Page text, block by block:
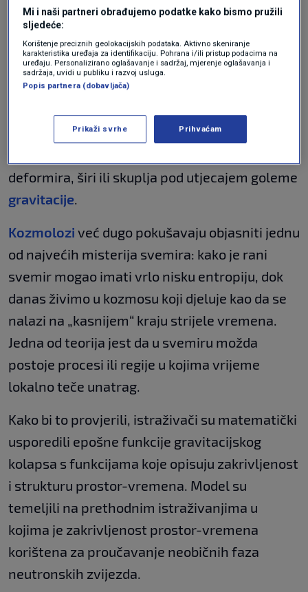
U istraživanju su posebno analizirani
parametri poput Riccijevog skalara
zakrivljenosti, Riccijevog kvadrata,
Upravo oni omogućuju znanstvenicima da
deformira, širi ili skuplja pod utjecajem goleme
gravitacije
Kozmolozi već dugo pokušavaju objasniti jednu
od najvećih misterija svemira: kako je rani
svemir mogao imati vrlo nisku entropiju, dok
danas živimo u kozmosu koji djeluje kao da se
nalazi na „kasnijem“ kraju strijele vremena.
Jedna od teorija jest da u svemiru možda
postoje procesi ili regije u kojima vrijeme
lokalno teče unatrag.
Kako bi to provjerili, istraživači su matematički
usporedili epošne funkcije gravitacijskog
kolapsa s funkcijama koje opisuju zakrivljenost
i strukturu prostor-vremena. Model su
temeljili na prethodnim istraživanjima u
kojima je zakrivljenost prostor-vremena
korištena za proučavanje neobičnih faza
neutronskih zvijezda.
Mi i naši partneri obrađujemo podatke kako bismo pružili
sljedeće:
Korištenje preciznih geolokacijskih podataka. Aktivno skeniranje
karakteristika uređaja za identifikaciju. Pohrana i/ili pristup podacima na
uređaju. Personalizirano oglašavanje i sadržaj, mjerenje oglašavanja i
sadržaja, uvidi u publiku i razvoj usluga.
Popis partnera (dobavljača)
Prikaži svrhe Prihvaćam